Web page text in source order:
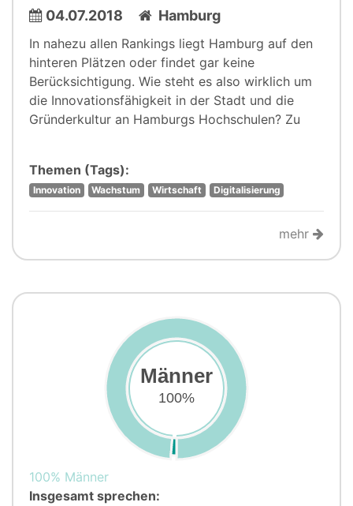
04.07.2018 Hamburg
In nahezu allen Rankings liegt Hamburg auf den
hinteren Plätzen oder findet gar keine
Berücksichtigung. Wie steht es also wirklich um
die Innovationsfähigkeit in der Stadt und die
Gründerkultur an Hamburgs Hochschulen? Zu
Themen (Tags):
Innovation Wachstum Wirtschaft Digitalisierung
mehr
Männer
100%
100% Männer
Insgesamt sprechen: